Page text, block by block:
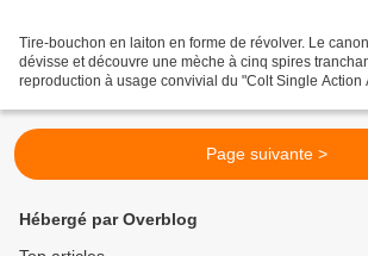
Tire-bouchon en laiton en forme de révolver. Le
dévisse et découvre une mèche à cinq spires
reproduction à usage convivial du "Colt Single Action
Page suivante >
Hébergé par Overblog